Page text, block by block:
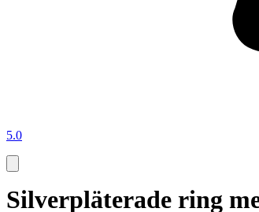
5.0
Silverpläterade ring